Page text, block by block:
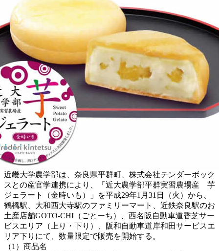
近畿大学農学部は、奈良県平群町、株式会社テンダーボック
スとの産官学連携により、「近大農学部平群実習農場産 芋
ジェラート（金時いも）」を平成29年1月31日（火）から、
鶴橋駅、大和西大寺駅のファミリーマート、近鉄奈良駅のお
土産店舗GOTO-CHI（ごとーち）、西名阪自動車道香芝サー
ビスエリア（上り・下り）、阪和自動車道岸和田サービスエ
リア下りにて、数量限定で販売を開始する。
（1）商品名